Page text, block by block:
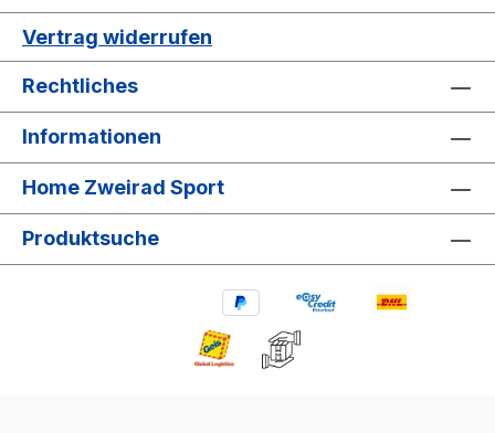
Vertrag widerrufen
Rechtliches
Informationen
Home Zweirad Sport
Produktsuche